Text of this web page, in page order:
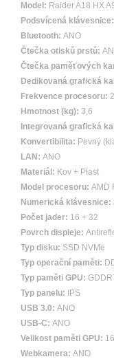
Model: Raider A18 HX
Podsvícená klávesnice:
Bluetooth: ANO
Čtečka otisků prstů:
Čtečka paměťových
Dedikovaná grafická
Frekvence procesoru:
Hmotnost (kg): 3,6
Integrovaná grafická
Konvertibilita: Pevný
LAN: ANO
Materiál: Kov + Plast
Model procesoru: AMD
Numerická klávesnice:
Počet jader: 16 + 32
Povrch displeje:
Typ disku: SSD NVMe
Typ operační paměti:
Typ paměti GPU:
Typ panelu:
IPS
USB 3.0: ANO
USB-C: ANO
Velikost paměti GPU:
Webkamera: ANO